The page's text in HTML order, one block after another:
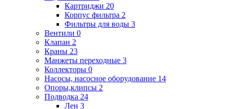
Картриджи 20
Корпус фильтра 2
Фильтры для воды 3
Вентили 0
Клапан 2
Краны 23
Манжеты переходные 3
Коллекторы 0
Насосы, насосное оборудование 14
Опоры,клипсы 2
Подводка 24
Лен 3